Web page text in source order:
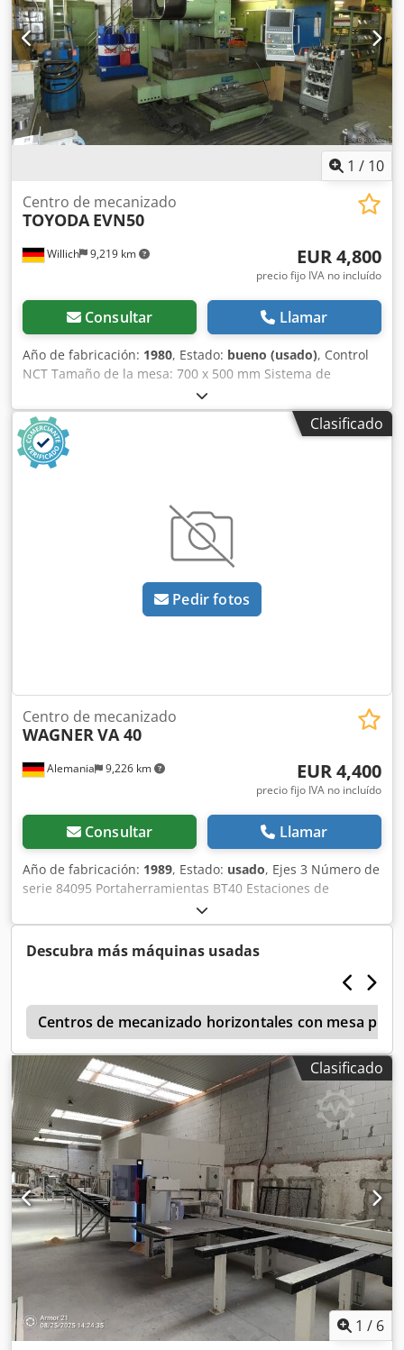
1 / 10
Willich 9,219 km
Centro de mecanizado
TOYODA EVN50
EUR 4,800
precio fijo IVA no incluído
Consultar Llamar
Año de fabricación: 1980, Estado: bueno (usado), Control
NCT Tamaño de la mesa: 700 x 500 mm Sistema de
refrigeración: sí Dodpfxexzu D Do Abnsck
Portaherramientas: SK 50 2 dispositivos de sujeción
Cambiador de herramientas de 20 posiciones
Clasificado
Pedir fotos
Alemania 9,226 km
Centro de mecanizado
WAGNERVA 40
EUR 4,400
precio fijo IVA no incluído
Consultar Llamar
Año de fabricación: 1989, Estado: usado, Ejes 3 Número de
serie 84095 Portaherramientas BT40 Estaciones de
herramientas 12 Dsdpjwhqz Uefx Abnock Área de sujeción
de la mesa 1300 x 400 mm Número de ranuras: 3 ranuras
en T Ranuras en T - ancho 18 mm Control FANUC
Dimensiones aprox. 3000 x 2500 x 2500 mm
Descubra más máquinas usadas
Centros de mecanizado horizontales con mesa
Clasificado
1 / 6